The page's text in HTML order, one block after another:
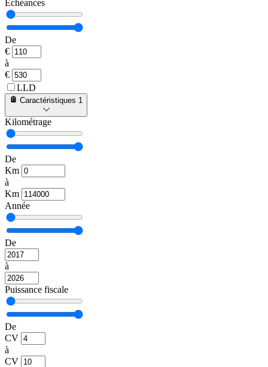
Échéances
De
€
à
€
LLD
Caractéristiques 1
Kilométrage
De
Km
à
Km
Année
De
à
Puissance fiscale
De
CV
à
CV